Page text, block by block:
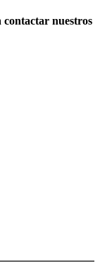
contactar nuestros